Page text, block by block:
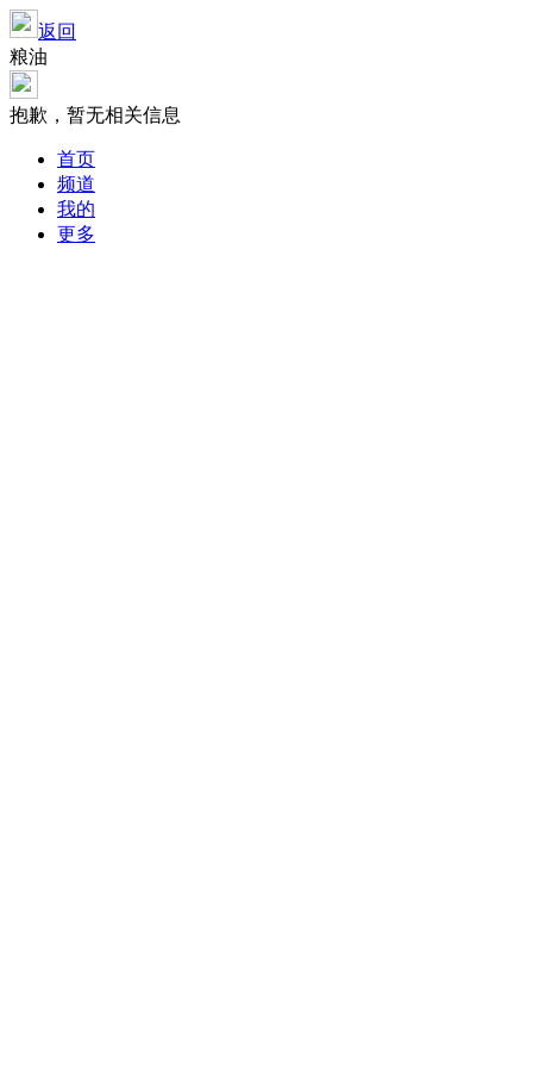
返回
粮油
抱歉，暂无相关信息
首页
频道
我的
更多